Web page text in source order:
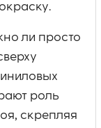
ли просто
роль
скрепляя